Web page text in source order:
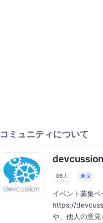
コミュニティについて
devcussion
86人 東京
イベント募集ペ
https://
や、他人の意